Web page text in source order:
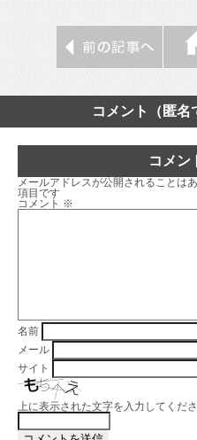
コメント（匿名
コメン
メールアドレスが公開されることはあ
項目です
コメント ※
名前
メール
サイト
上に表示された文字を入力してくださ